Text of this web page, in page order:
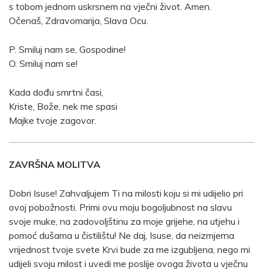
s tobom jednom uskrsnem na vječni život. Amen.
Očenaš, Zdravomarija, Slava Ocu.
P. Smiluj nam se, Gospodine!
O. Smiluj nam se!
Kada dođu smrtni časi,
Kriste, Bože, nek me spasi
Majke tvoje zagovor.
ZAVRŠNA MOLITVA
Dobri Isuse! Zahvaljujem Ti na milosti koju si mi udijelio pri
ovoj pobožnosti. Primi ovu moju bogoljubnost na slavu
svoje muke, na zadovoljštinu za moje grijehe, na utjehu i
pomoć dušama u čistilištu! Ne daj, Isuse, da neizmjerna
vrijednost tvoje svete Krvi bude za me izgubljena, nego mi
udijeli svoju milost i uvedi me poslije ovoga života u vječnu